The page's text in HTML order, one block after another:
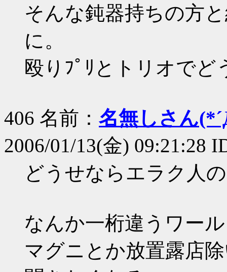
そんな鈍器持ちの方
に。
殴りﾌﾟﾘとトリオでど
406 名前： 名無しさん
2006/01/13(金) 09:21:28
どうせならエラク人
なんか一桁違うワー
マグニとか放置露店